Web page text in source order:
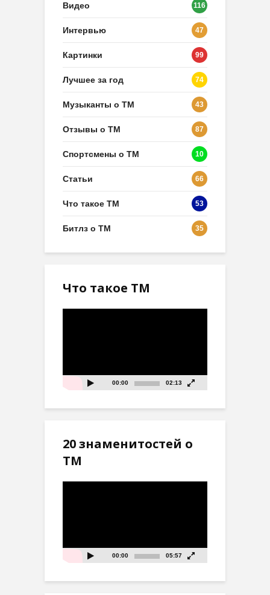
Видео 116
Интервью 47
Картинки 99
Лучшее за год 74
Музыканты о ТМ 43
Отзывы о ТМ 87
Спортсмены о ТМ 10
Статьи 66
Что такое ТМ 53
Битлз о ТМ 35
Что такое ТМ
00:00 02:13
20 знаменитостей о
ТМ
00:00 05:57